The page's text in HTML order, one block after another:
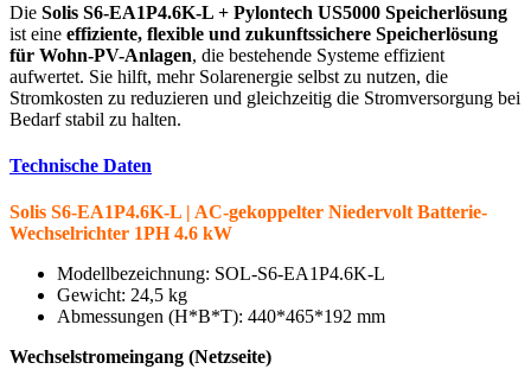
Die Solis S6-EA1P4.6K-L + Pylontech US5000 Speicherlösung
ist eine effiziente, flexible und zukunftssichere Speicherlösung
für Wohn-PV-Anlagen, die bestehende Systeme effizient
aufwertet. Sie hilft, mehr Solarenergie selbst zu nutzen, die
Stromkosten zu reduzieren und gleichzeitig die Stromversorgung bei
Bedarf stabil zu halten.
Technische Daten
Solis S6-EA1P4.6K-L | AC-gekoppelter Niedervolt Batterie-
Wechselrichter 1PH 4.6 kW
Modellbezeichnung: SOL-S6-EA1P4.6K-L
Gewicht: 24,5 kg
Abmessungen (H*B*T): 440*465*192 mm
Wechselstromeingang (Netzseite)